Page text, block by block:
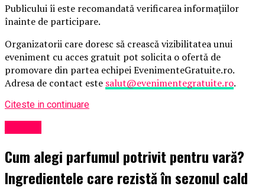
Publicului îi este recomandată verificarea informațiilor
înainte de participare.
Organizatorii care doresc să crească vizibilitatea unui
eveniment cu acces gratuit pot solicita o ofertă de
promovare din partea echipei EvenimenteGratuite.ro.
Adresa de contact este salut@evenimentegratuite.ro.
Citeste in continuare
Cum alegi parfumul potrivit pentru vară?
Ingredientele care rezistă în sezonul cald